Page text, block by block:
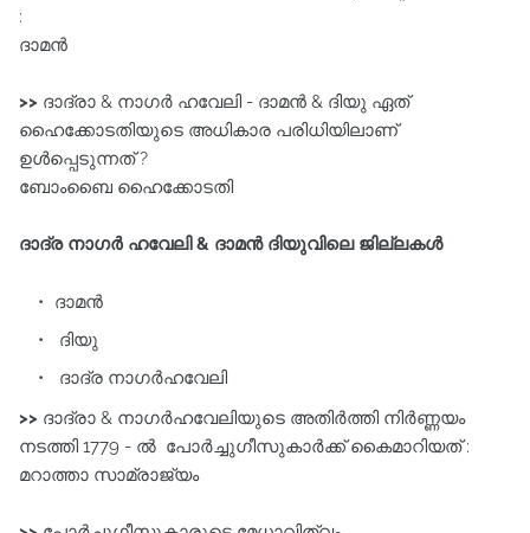
:
ദാമൻ
>> ദാദ്രാ & നാഗർ ഹവേലി - ദാമൻ & ദിയു ഏത്‌
ഹൈക്കോടതിയുടെ അധികാര പരിധിയിലാണ്‌
ഉൾപ്പെടുന്നത്‌ ?
ബോംബൈ ഹൈക്കോടതി
ദാദ്ര നാഗർ ഹവേലി & ദാമൻ ദിയുവിലെ ജില്ലകൾ
ദാമൻ
ദിയു
ദാദ്ര നാഗർഹവേലി
>> ദാദ്രാ & നാഗർഹവേലിയുടെ അതിർത്തി നിർണ്ണയം
നടത്തി 1779 - ൽ പോർച്ചുഗീസുകാർക്ക്‌ കൈമാറിയത്‌ :
മറാത്താ സാമ്രാജ്യം